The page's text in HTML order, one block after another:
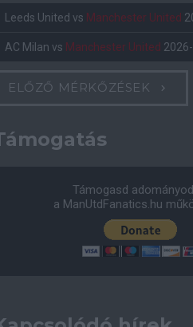
Leeds United vs Manchester United
AC Milan vs Manchester United
ELŐZŐ MÉRKŐZÉSEK
Támogasd
a ManUtdFanatics.hu